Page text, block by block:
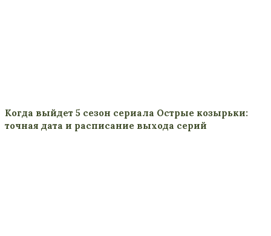
Когда выйдет 5 сезон сериала Острые козырьки:
точная дата и расписание выхода серий